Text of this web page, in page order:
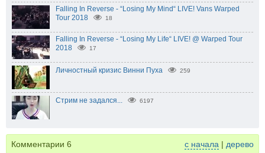
Falling In Reverse - “Losing My Mind“ LIVE! Vans Warped
Tour 2018
18
Falling In Reverse - “Losing My Life“ LIVE! @ Warped Tour
2018
17
Личностный кризис Винни Пуха 259
Стрим не задался... 6197
Комментарии 6 с начала | дерево